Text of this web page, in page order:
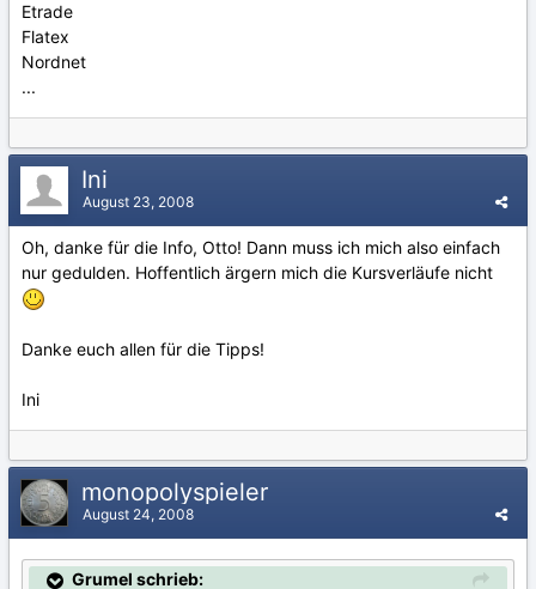
Etrade
Flatex
Nordnet
...
Ini
August 23, 2008
Oh, danke für die Info, Otto! Dann muss ich mich also einfach
nur gedulden. Hoffentlich ärgern mich die Kursverläufe nicht
Danke euch allen für die Tipps!
Ini
monopolyspieler
August 24, 2008
Grumel schrieb: